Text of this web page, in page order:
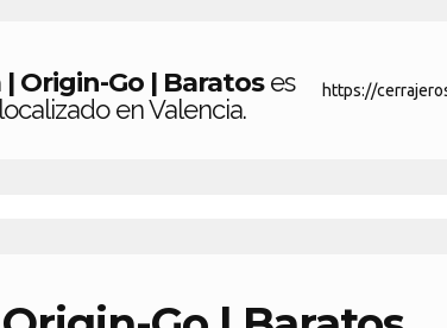
Origin-Go | Baratoses
en Valencia.
https://